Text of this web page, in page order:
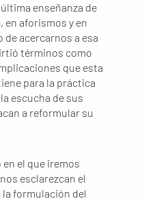
enseñanza de
en aforismos y en
acercarnos a esa
términos como
que esta
para la práctica
escucha de sus
a reformular su
el que iremos
esclarezcan el
formulación del